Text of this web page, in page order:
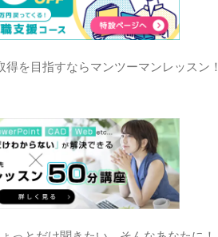
を目指すならマンツーマンレッスン！